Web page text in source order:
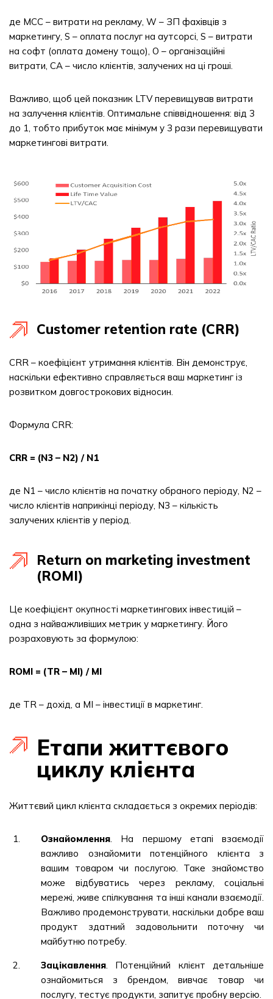
де MCC – витрати на рекламу, W – ЗП фахівців з
маркетингу, S – оплата послуг на аутсорсі, S – витрати
на софт (оплата домену тощо), O – організаційні
витрати, CA – число клієнтів, залучених на ці гроші.
Важливо, щоб цей показник LTV перевищував витрати
на залучення клієнтів. Оптимальне співвідношення: від 3
до 1, тобто прибуток має мінімум у 3 рази перевищувати
маркетингові витрати.
Customer retention rate (CRR)
CRR – коефіцієнт утримання клієнтів. Він демонструє,
наскільки ефективно справляється ваш маркетинг із
розвитком довгострокових відносин.
Формула CRR:
CRR = (N3 – N2) / N1
де N1 – число клієнтів на початку обраного періоду, N2 –
число клієнтів наприкінці періоду, N3 – кількість
залучених клієнтів у період.
Return on marketing investment
(ROMI)
Це коефіцієнт окупності маркетингових інвестицій –
одна з найважливіших метрик у маркетингу. Його
розраховують за формулою:
ROMI = (TR – MI) / MI
де TR – дохід, а MI – інвестиції в маркетинг.
Етапи життєвого
циклу клієнта
Життєвий цикл клієнта складається з окремих періодів:
Ознайомлення. На першому етапі взаємодії
важливо ознайомити потенційного клієнта з
вашим товаром чи послугою. Таке знайомство
може відбуватись через рекламу, соціальні
мережі, живе спілкування та інші канали взаємодії.
Важливо продемонструвати, наскільки добре ваш
продукт здатний задовольнити поточну чи
майбутню потребу.
Зацікавлення. Потенційний клієнт детальніше
ознайомиться з брендом, вивчає товар чи
послугу, тестує продукти, запитує пробну версію.